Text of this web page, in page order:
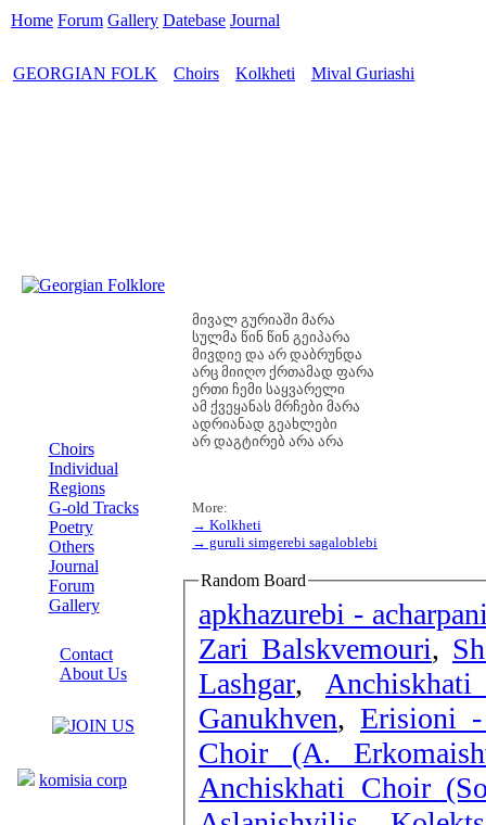
Home Forum Gallery Datebase Journal
GEORGIAN FOLK Choirs Kolkheti Mival Guriashi
Choirs
Individual
Regions
G-old Tracks
Poetry
Others
Journal
Forum
Gallery
Contact
About Us
komisia corp
მივალ გურიაში მარა
სულმა წინ წინ გეიპარა
მივდიე და არ დაბრუნდა
არც მიიღო ქრთამად ფარა
ერთი ჩემი საყვარელი
ამ ქვეყანას მრჩები მარა
ადრიანად გეახლები
არ დაგტირებ არა არა
More:
→ Kolkheti
→ guruli simgerebi sagaloblebi
Random Board
apkhazurebi -
Zari Balskvemouri,
Lashgar,
Ganukhven, Erisioni
Choir (A.
Anchiskhati Choir